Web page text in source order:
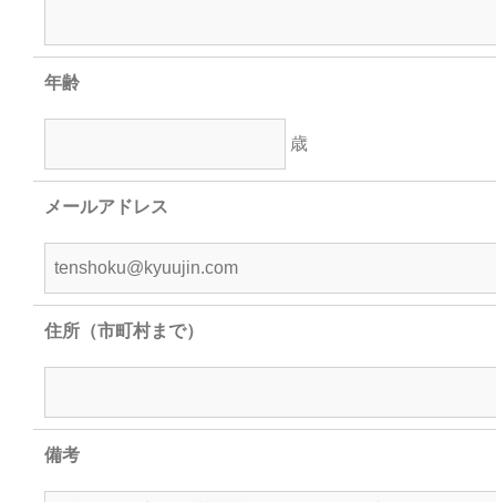
年齢
歳
メールアドレス
住所（市町村まで）
備考